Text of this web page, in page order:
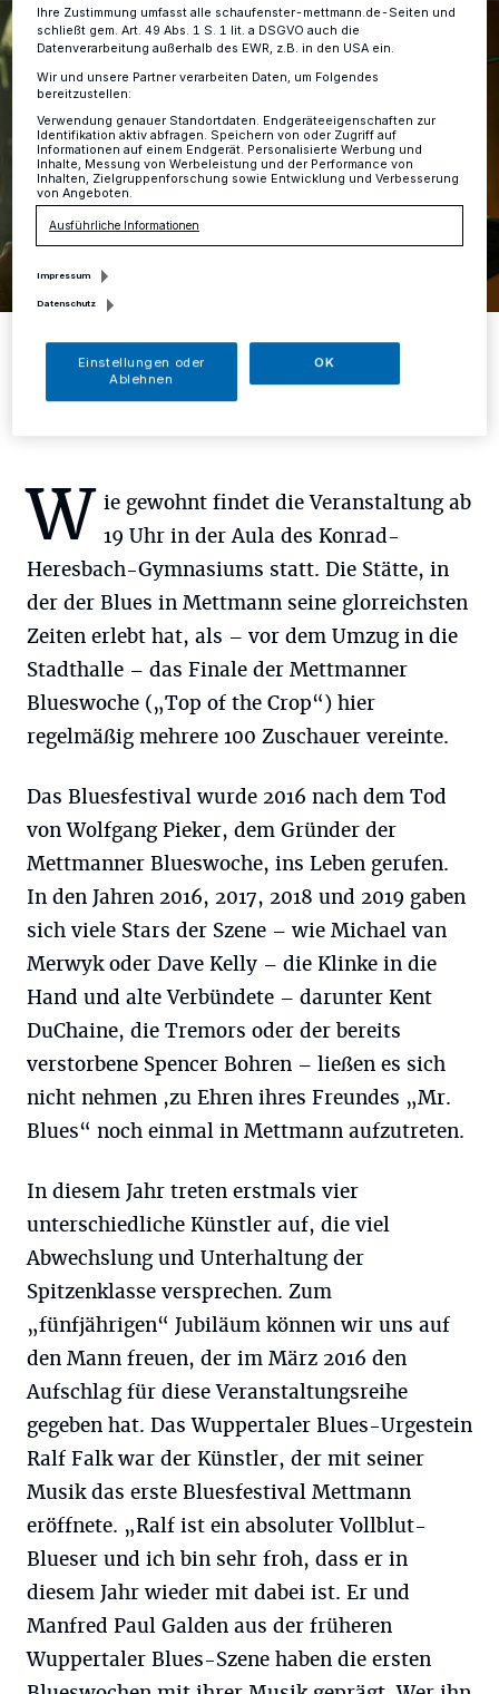
Foto: Thomas Rauers/Veranstalter
W ie gewohnt findet die Veranstaltung ab
19 Uhr in der Aula des Konrad-
Heresbach-Gymnasiums statt. Die Stätte, in
der der Blues in Mettmann seine glorreichsten
Zeiten erlebt hat, als – vor dem Umzug in die
Stadthalle – das Finale der Mettmanner
Blueswoche („Top of the Crop“) hier
regelmäßig mehrere 100 Zuschauer vereinte.
Das Bluesfestival wurde 2016 nach dem Tod
von Wolfgang Pieker, dem Gründer der
Mettmanner Blueswoche, ins Leben gerufen.
In den Jahren 2016, 2017, 2018 und 2019 gaben
sich viele Stars der Szene – wie Michael van
Merwyk oder Dave Kelly – die Klinke in die
Hand und alte Verbündete – darunter Kent
DuChaine, die Tremors oder der bereits
verstorbene Spencer Bohren – ließen es sich
nicht nehmen ,zu Ehren ihres Freundes „Mr.
Blues“ noch einmal in Mettmann aufzutreten.
In diesem Jahr treten erstmals vier
unterschiedliche Künstler auf, die viel
Abwechslung und Unterhaltung der
Spitzenklasse versprechen. Zum
„fünfjährigen“ Jubiläum können wir uns auf
den Mann freuen, der im März 2016 den
Aufschlag für diese Veranstaltungsreihe
gegeben hat. Das Wuppertaler Blues-Urgestein
Ralf Falk war der Künstler, der mit seiner
Musik das erste Bluesfestival Mettmann
eröffnete. „Ralf ist ein absoluter Vollblut-
Blueser und ich bin sehr froh, dass er in
diesem Jahr wieder mit dabei ist. Er und
Manfred Paul Galden aus der früheren
Wuppertaler Blues-Szene haben die ersten
Ihre Zustimmung umfasst alle schaufenster-mettmann.de-Seiten und
schließt gem. Art. 49 Abs. 1 S. 1 lit. a DSGVO auch die
Datenverarbeitung außerhalb des EWR, z.B. in den USA ein.
Wir und unsere Partner verarbeiten Daten, um Folgendes
bereitzustellen:
Verwendung genauer Standortdaten. Endgeräteeigenschaften zur
Identifikation aktiv abfragen. Speichern von oder Zugriff auf
Informationen auf einem Endgerät. Personalisierte Werbung und
Inhalte, Messung von Werbeleistung und der Performance von
Inhalten, Zielgruppenforschung sowie Entwicklung und Verbesserung
von Angeboten.
Ausführliche Informationen
Impressum
Datenschutz
Einstellungen oder
Ablehnen
OK